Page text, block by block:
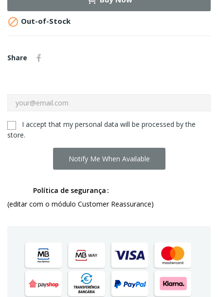
 Out-of-Stock
Share
I accept that my personal data will be processed by the
store.
Notify Me When Available
Política de segurança
(editar com o módulo Customer Reassurance)